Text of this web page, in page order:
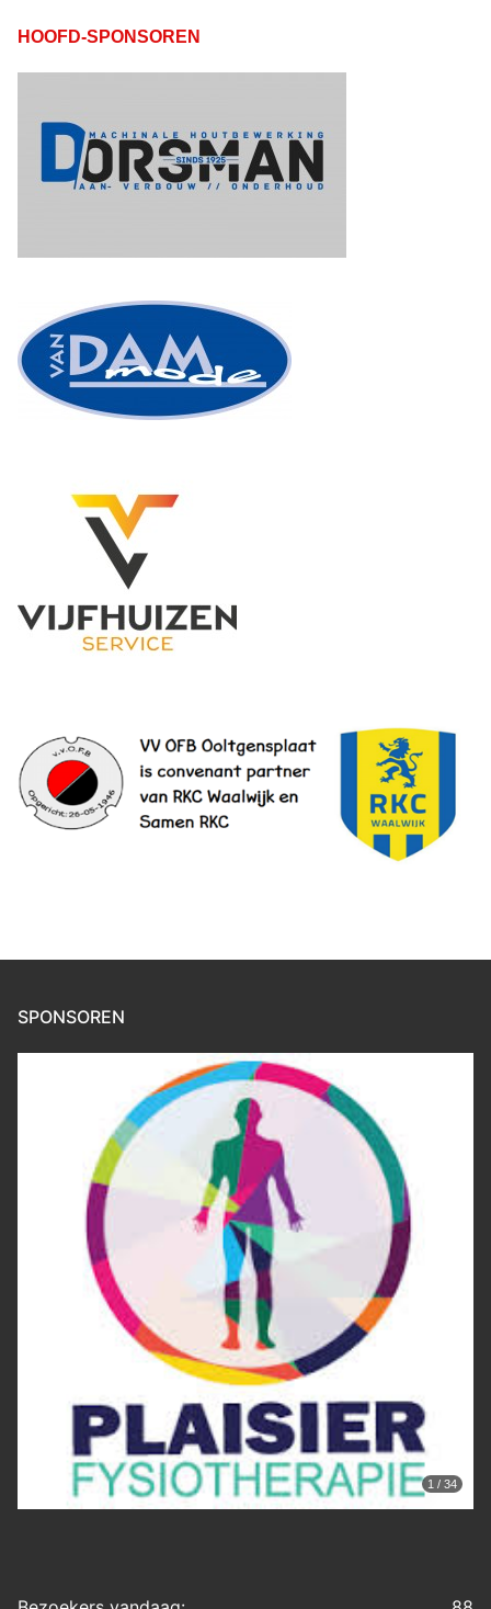
HOOFD-SPONSOREN
SPONSOREN
1 / 34